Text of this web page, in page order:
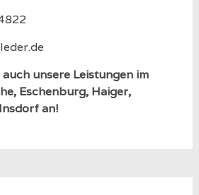
unsere Leistungen im
Eschenburg, Haiger,
an!